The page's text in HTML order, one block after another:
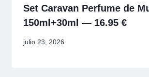
Set Caravan Perfume de
150ml+30ml — 16.95 €
julio 23, 2026